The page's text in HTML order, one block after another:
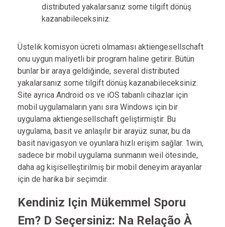
distributed yakalarsanız some tilgift dönüş
kazanabileceksiniz.
Üstelik komisyon ücreti olmaması aktiengesellschaft
onu uygun maliyetli bir program haline getirir. Bütün
bunlar bir araya geldiğinde, several distributed
yakalarsanız some tilgift dönüş kazanabileceksiniz.
Site ayrıca Android os ve iOS tabanlı cihazlar için
mobil uygulamaların yanı sıra Windows için bir
uygulama aktiengesellschaft geliştirmiştir. Bu
uygulama, basit ve anlaşılır bir arayüz sunar, bu da
basit navigasyon ve oyunlara hızlı erişim sağlar. 1win,
sadece bir mobil uygulama sunmanın weil ötesinde,
daha ag kişiselleştirilmiş bir mobil deneyim arayanlar
için de harika bir seçimdir.
Kendiniz Için Mükemmel Sporu
Em? D Seçersiniz: Na Relação À